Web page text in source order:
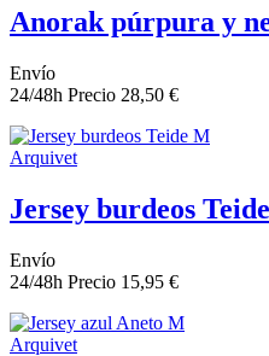
Anorak púrpura y
Envío
24/48h Precio 28,50 €
Arquivet
Jersey burdeos
Envío
24/48h Precio 15,95 €
Arquivet